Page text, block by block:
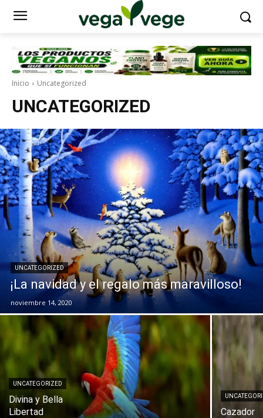
Inicio Uncategorized
UNCATEGORIZED
UNCATEGORIZED
¡La navidad y el regalo más maravilloso!
noviembre 14, 2020
UNCATEGORIZED
Divina y Bella
Libertad
Cazador